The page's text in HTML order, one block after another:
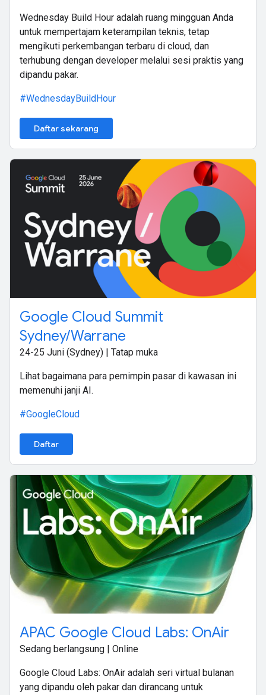
Wednesday Build Hour adalah ruang mingguan Anda
untuk mempertajam keterampilan teknis, tetap
mengikuti perkembangan terbaru di cloud, dan
terhubung dengan developer melalui sesi praktis yang
dipandu pakar.
#WednesdayBuildHour
Daftar sekarang
Google Cloud Summit
Sydney/Warrane
24-25 Juni (Sydney) | Tatap muka
Lihat bagaimana para pemimpin pasar di kawasan ini
memenuhi janji AI.
#GoogleCloud
Daftar
APAC Google Cloud Labs: OnAir
Sedang berlangsung | Online
Google Cloud Labs: OnAir adalah seri virtual bulanan
yang dipandu oleh pakar dan dirancang untuk